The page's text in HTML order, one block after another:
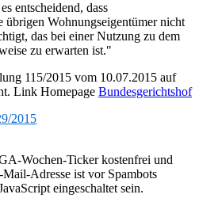
entscheidend, dass
Wohnungseigentümer nicht
das bei einer Nutzung zu dem
zu erwarten ist."
115/2015 vom 10.07.2015 auf
Link Homepage Bundesgerichtshof
2015
Wochen-Ticker kostenfrei und
Mail-Adresse ist vor Spambots
eingeschaltet sein.